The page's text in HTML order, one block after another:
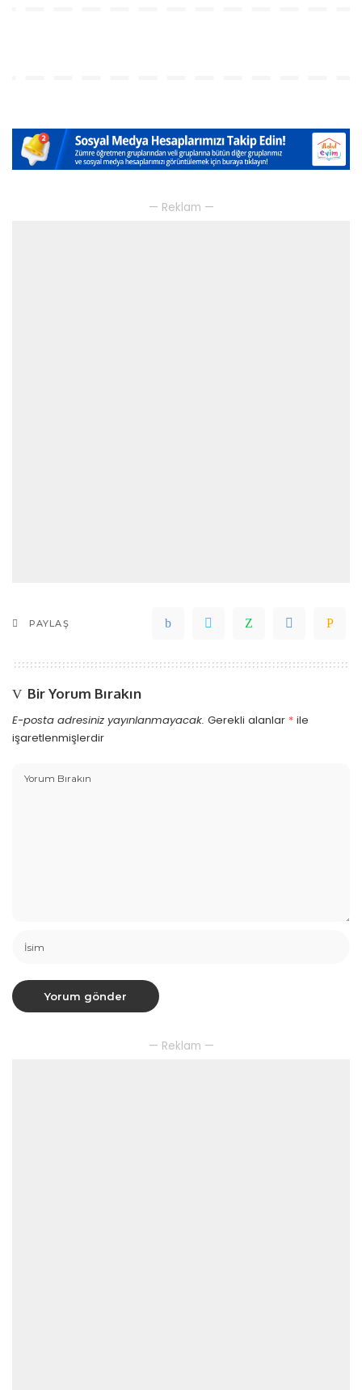
— Reklam —
PAYLAŞ
Bir Yorum Bırakın
E-posta adresiniz yayınlanmayacak. Gerekli alanlar * ile
işaretlenmişlerdir
— Reklam —